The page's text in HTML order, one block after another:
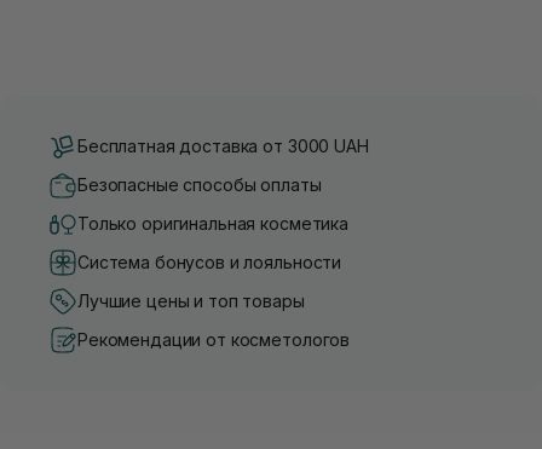
Бесплатная доставка от 3000 UAH
Безопасные способы оплаты
Только оригинальная косметика
Система бонусов и лояльности
Лучшие цены и топ товары
Рекомендации от косметологов